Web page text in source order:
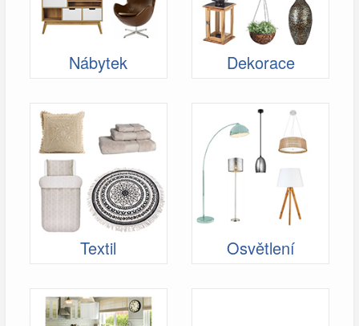
Nábytek Dekorace
Textil Osvětlení